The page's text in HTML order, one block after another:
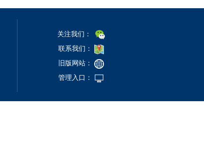
关注我们：
联系我们：
旧版网站：
管理入口：